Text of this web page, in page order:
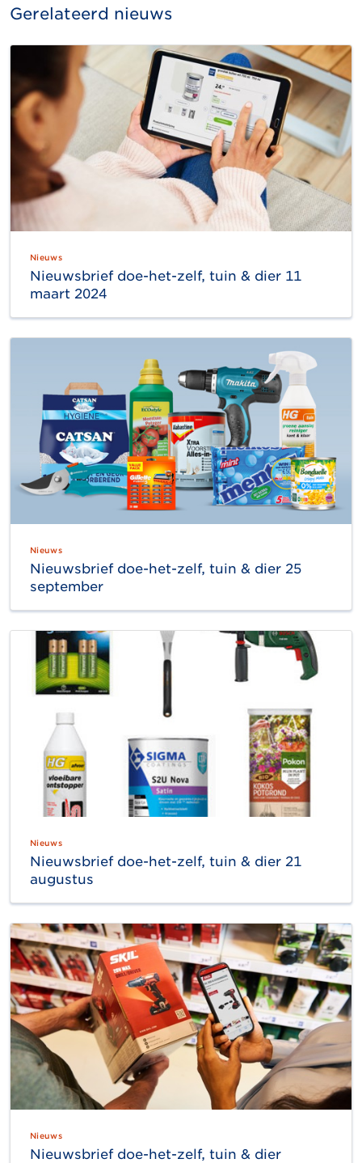
Gerelateerd nieuws
Nieuws
Nieuwsbrief doe-het-zelf, tuin & dier 11
maart 2024
Nieuws
Nieuwsbrief doe-het-zelf, tuin & dier 25
september
Nieuws
Nieuwsbrief doe-het-zelf, tuin & dier 21
augustus
Nieuws
Nieuwsbrief doe-het-zelf, tuin & dier